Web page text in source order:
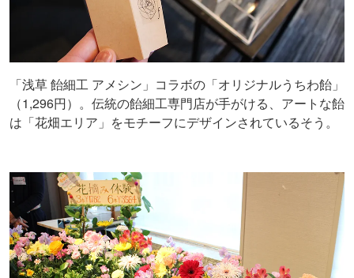
「浅草 飴細工 アメシン」コラボの「オリジナルうちわ飴」
（1,296円）。伝統の飴細工専門店が手がける、アートな飴
は「花畑エリア」をモチーフにデザインされているそう。